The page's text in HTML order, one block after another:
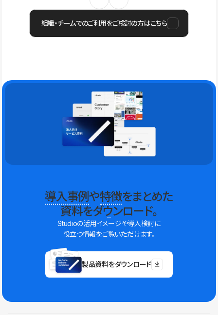
組織・チームでのご利用をご検討の方はこちら
導入事例や特徴をまとめた
資料をダウンロード。
Studioの活用イメージや導入検討に
役立つ情報をご覧いただけます。
製品資料をダウンロード